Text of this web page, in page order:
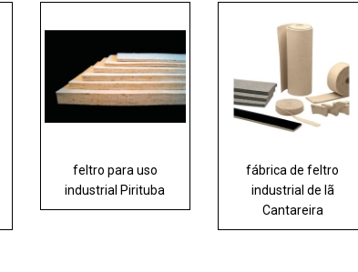
feltro para uso
industrial Pirituba
fábrica de feltro
industrial de lã
Cantareira